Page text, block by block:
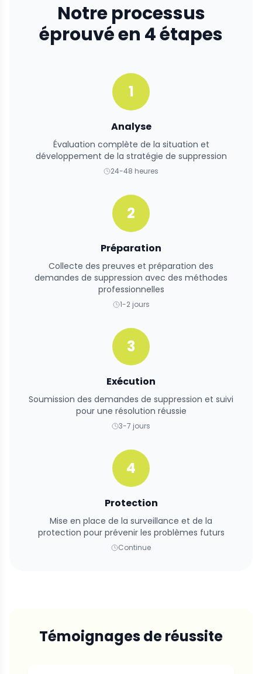
Notre processus
éprouvé en 4 étapes
1
Analyse
Évaluation complète de la situation et
développement de la stratégie de suppression
24-48 heures
2
Préparation
Collecte des preuves et préparation des
demandes de suppression avec des méthodes
professionnelles
1-2 jours
3
Exécution
Soumission des demandes de suppression et suivi
pour une résolution réussie
3-7 jours
4
Protection
Mise en place de la surveillance et de la
protection pour prévenir les problèmes futurs
Continue
Témoignages de réussite